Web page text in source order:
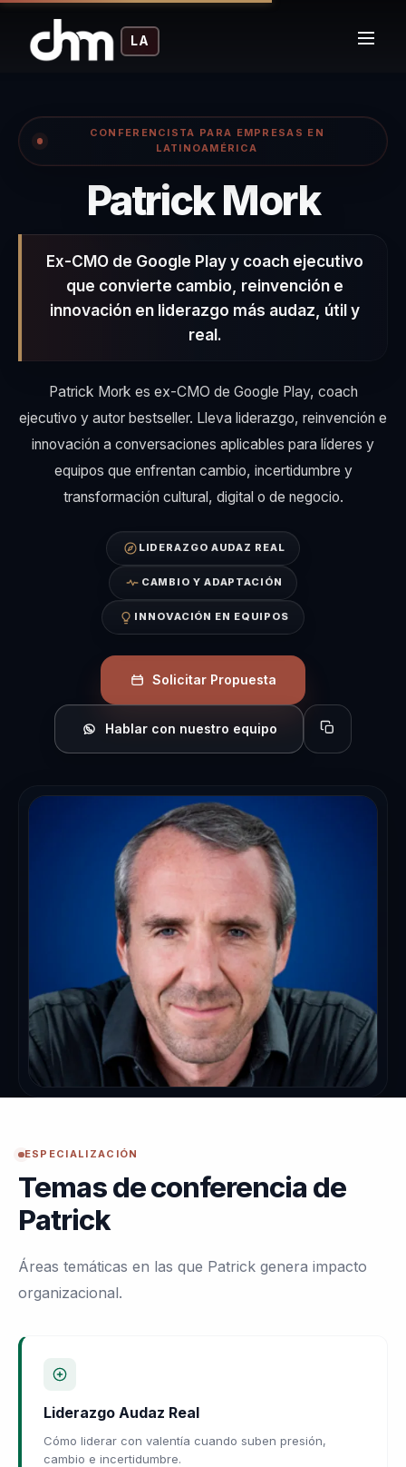
LA
CONFERENCISTA PARA EMPRESAS EN
LATINOAMÉRICA
Patrick Mork–
Ex-CMO de Google Play y coach ejecutivo
que convierte cambio, reinvención e
innovación en liderazgo más audaz, útil y
real.
Patrick Mork es ex-CMO de Google Play, coach
ejecutivo y autor bestseller. Lleva liderazgo, reinvención e
innovación a conversaciones aplicables para líderes y
equipos que enfrentan cambio, incertidumbre y
transformación cultural, digital o de negocio.
LIDERAZGO AUDAZ REAL
CAMBIO Y ADAPTACIÓN
INNOVACIÓN EN EQUIPOS
Solicitar Propuesta
Hablar con nuestro equipo Copiar perfil
ESPECIALIZACIÓN
Temas de conferencia de
Patrick
Áreas temáticas en las que Patrick genera impacto
organizacional.
Liderazgo Audaz Real
Cómo liderar con valentía cuando suben presión,
cambio e incertidumbre.